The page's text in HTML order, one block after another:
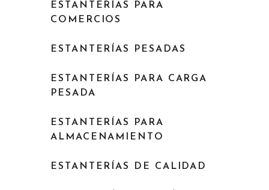
ESTANTERÍAS PARA
COMERCIOS
ESTANTERÍAS PESADAS
ESTANTERÍAS PARA CARGA
PESADA
ESTANTERÍAS PARA
ALMACENAMIENTO
ESTANTERÍAS DE CALIDAD